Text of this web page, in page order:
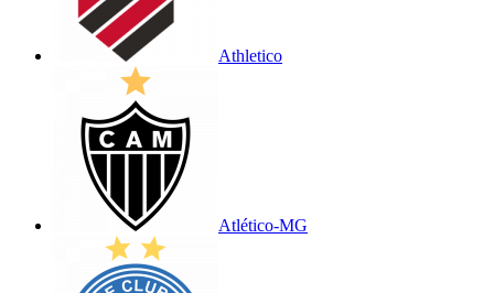
Athletico
Atlético-MG